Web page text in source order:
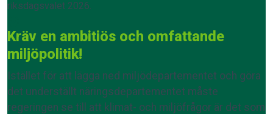
riksdagsvalet 2026.
Kräv en ambitiös och omfattande
miljöpolitik!
Istället för att lägga ned miljödepartementet och göra
det underställt näringsdepartementet måste
regeringen se till att klimat- och miljöfrågor är det som